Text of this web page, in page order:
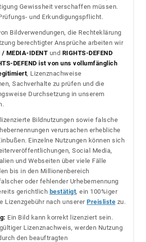
Gewissheit verschaffen müssen.
und Erkundigungspflicht.
Bildverwendungen, die Rechteklärung
berechtigter Ansprüche arbeiten wir
/ MEDIA-IDENT und RIGHTS-DEFEND
DEFEND ist von uns vollumfänglich
, Lizenznachweise
Sachverhalte zu prüfen und die
Durchsetzung in unserem
Bildnutzungen sowie falsche
verursachen erhebliche
Einzelne Nutzungen können sich
Social Media,
und Webseiten über viele Fälle
bis in den Millionenbereich
oder fehlender Urhebernennung
gerichtlich bestätigt, ein 100%iger
Lizenzgebühr nach unserer Preisliste zu.
Ein Bild kann korrekt lizenziert sein.
Lizenznachweis, werden Nutzung
den beauftragten